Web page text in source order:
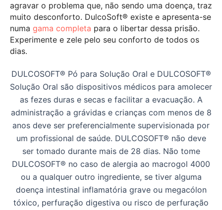
agravar o problema que, não sendo uma doença, traz
muito desconforto. DulcoSoft® existe e apresenta-se
numa gama completa para o libertar dessa prisão.
Experimente e zele pelo seu conforto de todos os
dias.
DULCOSOFT® Pó para Solução Oral e DULCOSOFT®
Solução Oral são dispositivos médicos para amolecer
as fezes duras e secas e facilitar a evacuação. A
administração a grávidas e crianças com menos de 8
anos deve ser preferencialmente supervisionada por
um profissional de saúde. DULCOSOFT® não deve
ser tomado durante mais de 28 dias. Não tome
DULCOSOFT® no caso de alergia ao macrogol 4000
ou a qualquer outro ingrediente, se tiver alguma
doença intestinal inflamatória grave ou megacólon
tóxico, perfuração digestiva ou risco de perfuração